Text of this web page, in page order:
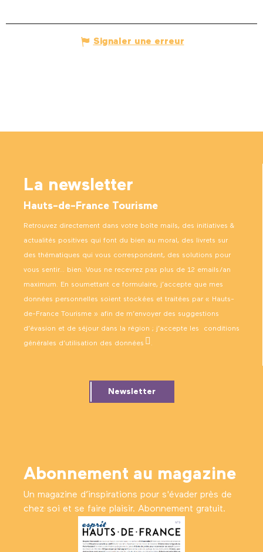
Signaler une erreur
La newsletter
Hauts-de-France Tourisme
Retrouvez directement dans votre boîte mails, des initiatives &
actualités positives qui font du bien au moral, des livrets sur
des thématiques qui vous correspondent, des solutions pour
vous sentir… bien. Vous ne recevrez pas plus de 12 emails/an
maximum. En soumettant ce formulaire, j’accepte que mes
données personnelles soient stockées et traitées par « Hauts-
de-France Tourisme » afin de m’envoyer des suggestions
d’évasion et de séjour dans la région ; j’accepte les conditions
générales d’utilisation des données .
Newsletter
Abonnement au magazine
Un magazine d’inspirations pour s'évader près de
chez soi et se faire plaisir. Abonnement gratuit.